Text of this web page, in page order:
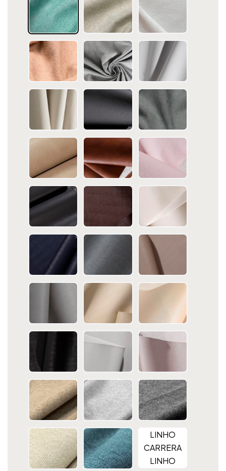
LINHO
CARRERA
LINHO